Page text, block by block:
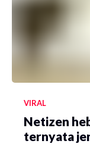
VIRAL
Netizen
ternyata